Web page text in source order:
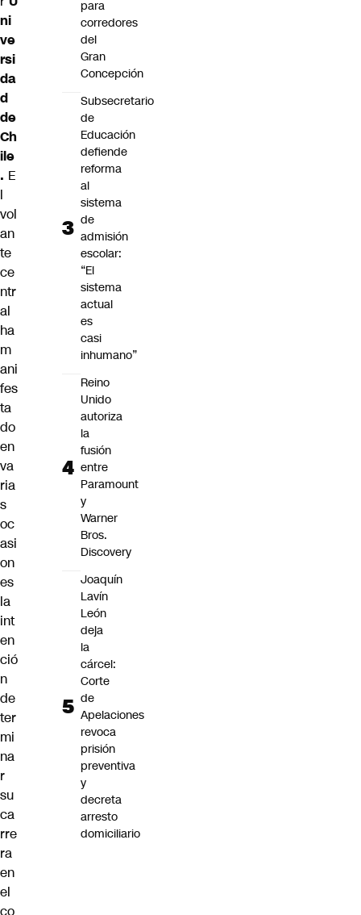
ni
ve
rsi
da
d
de
Ch
ile
. E
l
vol
an
te
ce
ntr
al
ha
m
ani
fes
ta
do
en
va
ria
s
oc
asi
on
es
la
int
en
ció
n
de
ter
mi
na
r
su
ca
rre
ra
en
el
co
para
corredores
del
Gran
Concepción
Subsecretario
de
Educación
defiende
reforma
al
sistema
de
admisión
escolar:
“El
sistema
actual
es
casi
inhumano”
Reino
Unido
autoriza
la
fusión
entre
Paramount
y
Warner
Bros.
Discovery
Joaquín
Lavín
León
deja
la
cárcel:
Corte
de
Apelaciones
revoca
prisión
preventiva
y
decreta
arresto
domiciliario